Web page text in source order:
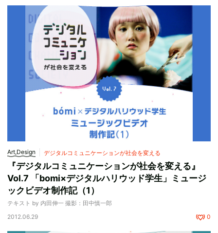
Art,Design デジタルコミュニケーションが社会を変える
『デジタルコミュニケーションが社会を変える』
Vol.7 「bomi×デジタルハリウッド学生」ミュージ
ックビデオ制作記（1）
テキスト by 内田伸一 撮影：田中慎一郎
2012.06.29
0